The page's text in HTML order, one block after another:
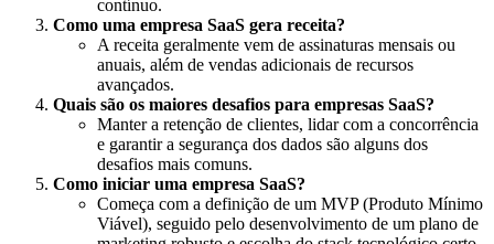
contínuo.
Como uma empresa SaaS gera receita?
A receita geralmente vem de assinaturas mensais ou
anuais, além de vendas adicionais de recursos
avançados.
Quais são os maiores desafios para empresas SaaS?
Manter a retenção de clientes, lidar com a concorrência
e garantir a segurança dos dados são alguns dos
desafios mais comuns.
Como iniciar uma empresa SaaS?
Começa com a definição de um MVP (Produto Mínimo
Viável), seguido pelo desenvolvimento de um plano de